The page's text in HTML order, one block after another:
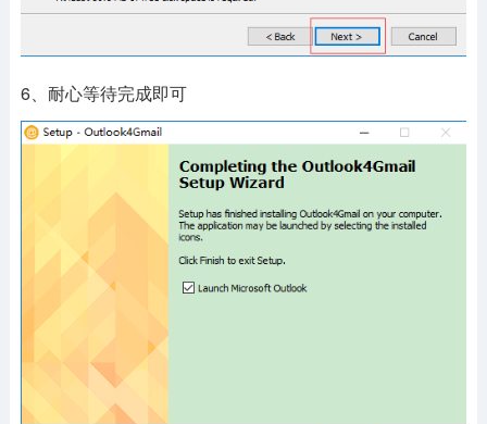
6、耐心等待完成即可